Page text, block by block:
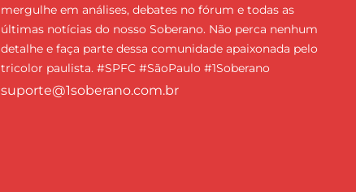
mergulhe em análises, debates no fórum e todas as
últimas notícias do nosso Soberano. Não perca nenhum
detalhe e faça parte dessa comunidade apaixonada pelo
tricolor paulista. #SPFC #SãoPaulo #1Soberano
suporte@1soberano.com.br